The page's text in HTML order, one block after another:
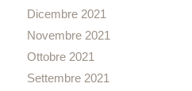
Dicembre 2021
Novembre 2021
Ottobre 2021
Settembre 2021